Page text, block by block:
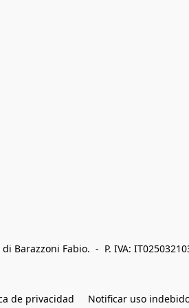
Barazzoni Fabio.  -  P. IVA:
de privacidad Notificar uso